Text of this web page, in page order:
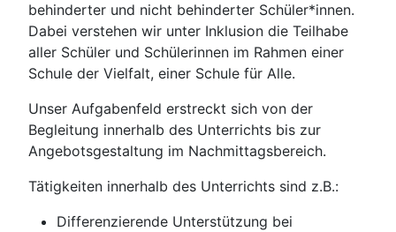
behinderter und nicht behinderter Schüler*innen.
Dabei verstehen wir unter Inklusion die Teilhabe
aller Schüler und Schülerinnen im Rahmen einer
Schule der Vielfalt, einer Schule für Alle.
Unser Aufgabenfeld erstreckt sich von der
Begleitung innerhalb des Unterrichts bis zur
Angebotsgestaltung im Nachmittagsbereich.
Tätigkeiten innerhalb des Unterrichts sind z.B.:
Differenzierende Unterstützung bei